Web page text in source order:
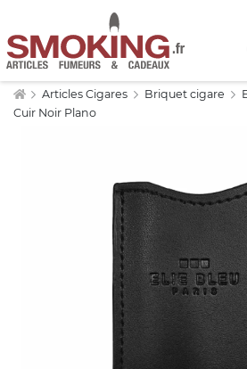
Articles Cigares Briquet cigare
Cuir Noir Plano